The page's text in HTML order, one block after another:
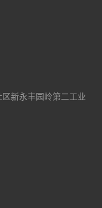
新永丰园岭第二工业